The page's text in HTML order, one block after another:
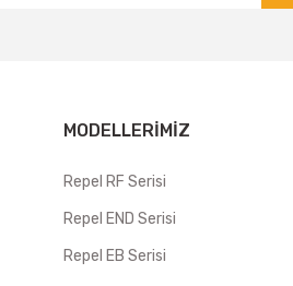
MODELLERIMIZ
Repel RF Serisi
Repel END Serisi
Repel EB Serisi